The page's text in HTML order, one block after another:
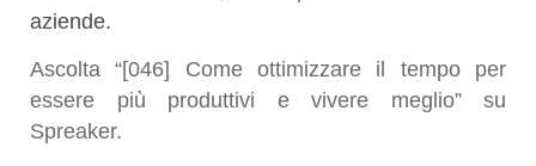
aziende.
Ascolta “[046] Come ottimizzare il tempo per
essere più produttivi e vivere meglio” su
Spreaker.